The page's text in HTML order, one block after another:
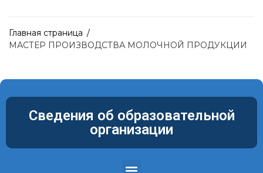
Главная страница /
МАСТЕР ПРОИЗВОДСТВА МОЛОЧНОЙ ПРОДУКЦИИ
Сведения об образовательной
организации